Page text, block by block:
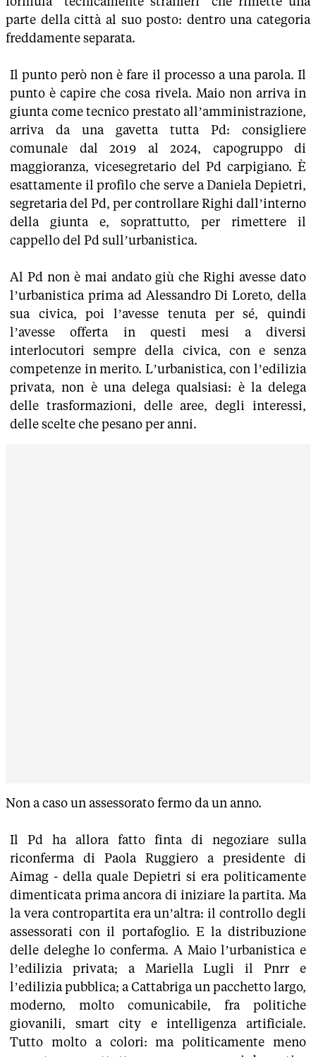
parte della città al suo posto: dentro una categoria
freddamente separata.
Il punto però non è fare il processo a una parola. Il
punto è capire che cosa rivela. Maio non arriva in
giunta come tecnico prestato all’amministrazione,
arriva da una gavetta tutta Pd: consigliere
comunale dal 2019 al 2024, capogruppo di
maggioranza, vicesegretario del Pd carpigiano. È
esattamente il profilo che serve a Daniela Depietri,
segretaria del Pd, per controllare Righi dall’interno
della giunta e, soprattutto, per rimettere il
cappello del Pd sull’urbanistica.
Al Pd non è mai andato giù che Righi avesse dato
l’urbanistica prima ad Alessandro Di Loreto, della
sua civica, poi l’avesse tenuta per sé, quindi
l’avesse offerta in questi mesi a diversi
interlocutori sempre della civica, con e senza
competenze in merito. L’urbanistica, con l’edilizia
privata, non è una delega qualsiasi: è la delega
delle trasformazioni, delle aree, degli interessi,
delle scelte che pesano per anni.
Non a caso un assessorato fermo da un anno.
Il Pd ha allora fatto finta di negoziare sulla
riconferma di Paola Ruggiero a presidente di
Aimag - della quale Depietri si era politicamente
dimenticata prima ancora di iniziare la partita. Ma
la vera contropartita era un’altra: il controllo degli
assessorati con il portafoglio. E la distribuzione
delle deleghe lo conferma. A Maio l’urbanistica e
l’edilizia privata; a Mariella Lugli il Pnrr e
l’edilizia pubblica; a Cattabriga un pacchetto largo,
moderno, molto comunicabile, fra politiche
giovanili, smart city e intelligenza artificiale.
Tutto molto a colori: ma politicamente meno